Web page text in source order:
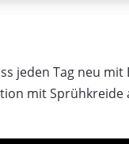
jeden Tag neu mit
mit Sprühkreide